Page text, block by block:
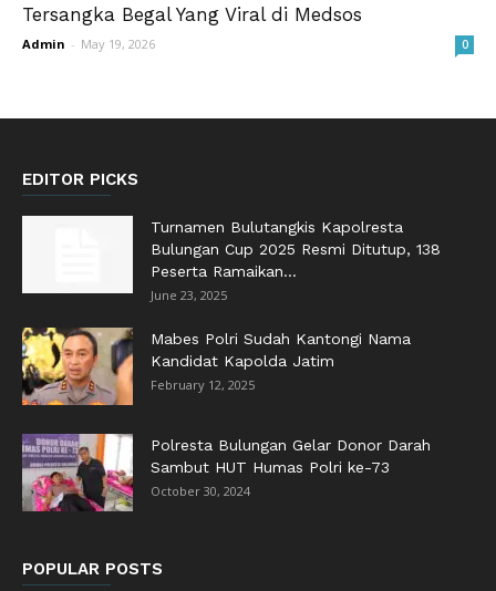
Tersangka Begal Yang Viral di Medsos
Admin - May 19, 2026 0
EDITOR PICKS
Turnamen Bulutangkis Kapolresta
Bulungan Cup 2025 Resmi Ditutup, 138
Peserta Ramaikan...
June 23, 2025
Mabes Polri Sudah Kantongi Nama
Kandidat Kapolda Jatim
February 12, 2025
Polresta Bulungan Gelar Donor Darah
Sambut HUT Humas Polri ke-73
October 30, 2024
POPULAR POSTS